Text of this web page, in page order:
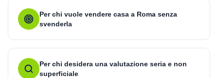
Per chi vuole vendere casa a Roma senza
svenderla
Per chi desidera una valutazione seria e non
superficiale